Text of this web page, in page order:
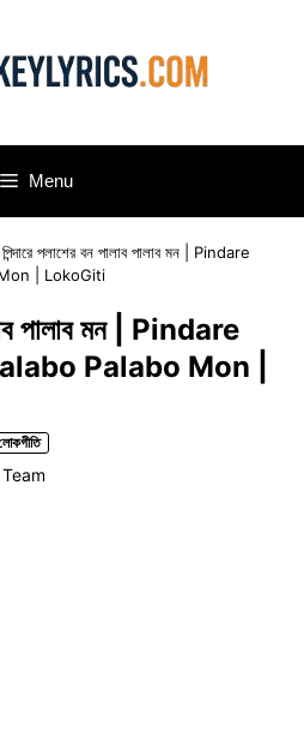
Menu
পিন্দারে পলাশের বন পালাব পালাব মন | Pindare
| LokoGiti
পালাব মন | Pindare
Palabo Mon |